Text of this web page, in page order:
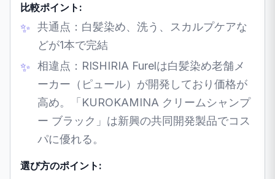
比較ポイント:
共通点：白髪染め、洗う、スカルプケアな
どが1本で完結
相違点：RISHIRIA Furelは白髪染め老舗メ
ーカー（ピュール）が開発しており価格が
高め。「KUROKAMINA クリームシャンプ
ー ブラック」は新興の共同開発製品でコス
パに優れる。
選び方のポイント: